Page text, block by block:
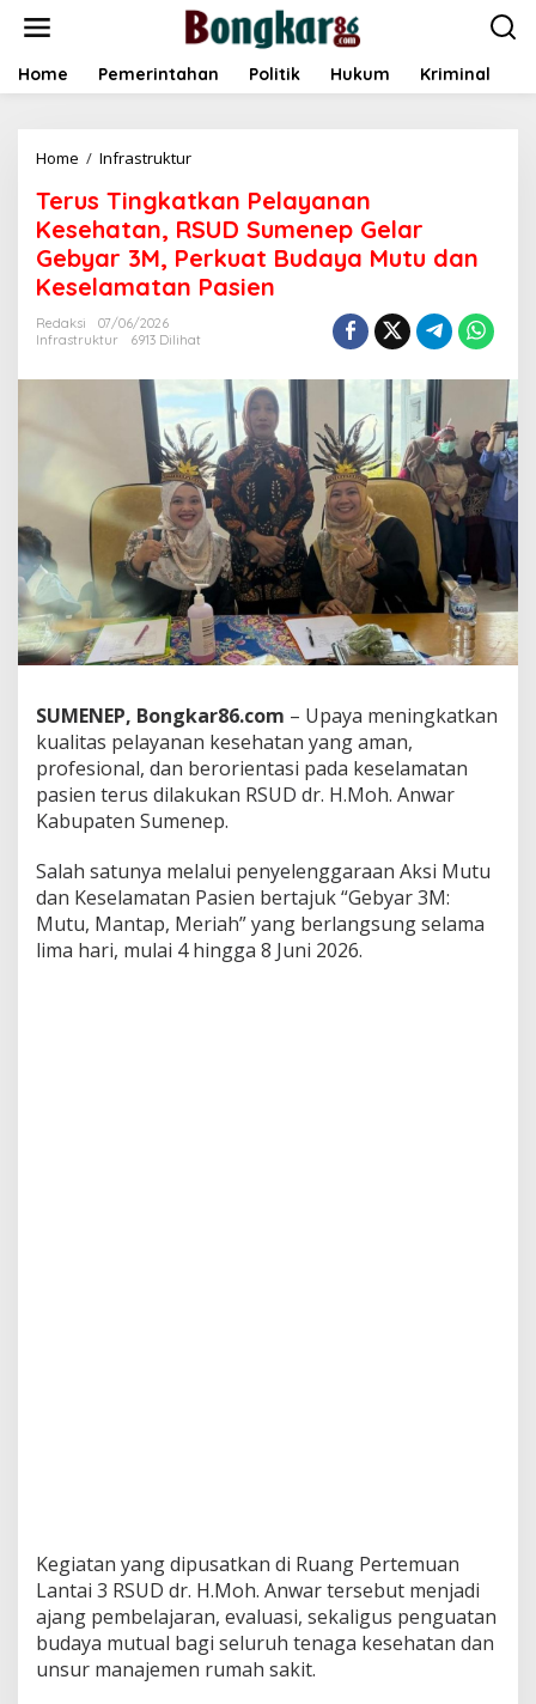
t
Home Pemerintahan Politik Hukum Kriminal
Home / Infrastruktur
r
u
s
T
g
k
t
k
a
n
P
e
l
a
y
a
n
n
s
e
h
a
t
a
,
R
S
U
D
t
B
u
d
a
y
Terus Tingkatkan Pelayanan
Kesehatan, RSUD Sumenep Gelar
Gebyar 3M, Perkuat Budaya Mutu dan
Keselamatan Pasien
Redaksi
07/06/2026
Infrastruktur
6913 Dilihat
SUMENEP, Bongkar86.com – Upaya meningkatkan
kualitas pelayanan kesehatan yang aman,
profesional, dan berorientasi pada keselamatan
pasien terus dilakukan RSUD dr. H.Moh. Anwar
Kabupaten Sumenep.
Salah satunya melalui penyelenggaraan Aksi Mutu
dan Keselamatan Pasien bertajuk “Gebyar 3M:
Mutu, Mantap, Meriah” yang berlangsung selama
lima hari, mulai 4 hingga 8 Juni 2026.
Kegiatan yang dipusatkan di Ruang Pertemuan
Lantai 3 RSUD dr. H.Moh. Anwar tersebut menjadi
ajang pembelajaran, evaluasi, sekaligus penguatan
budaya mutual bagi seluruh tenaga kesehatan dan
unsur manajemen rumah sakit.